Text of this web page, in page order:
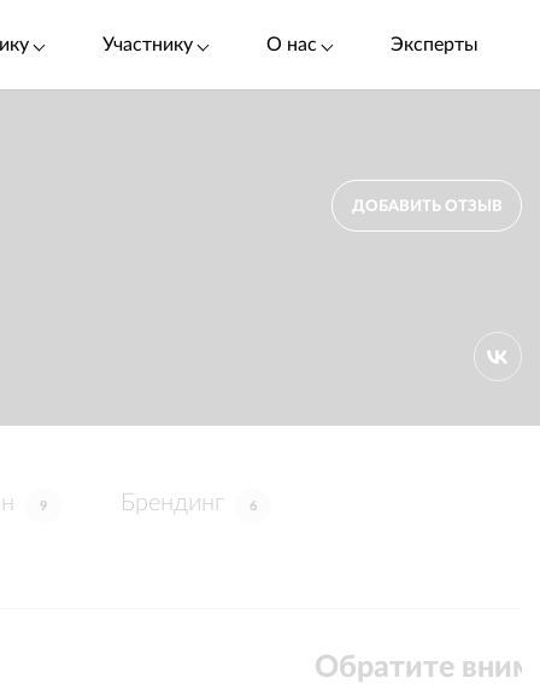
Участнику О нас Эксперты
ДОБАВИТЬ ОТЗЫВ
9 Брендинг 6
Обратите